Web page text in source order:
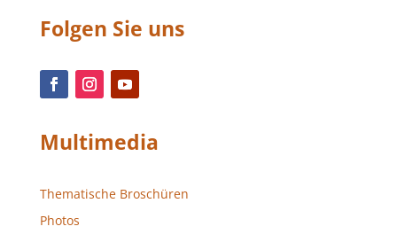
Folgen Sie uns
Multimedia
Thematische Broschüren
Photos